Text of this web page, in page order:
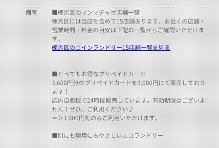
備考
■練馬区のマンマチャオ店舗一覧
練馬区には当店を含めて15店舗あります。お近くの店舗・
営業時間・料金の目安は下記の一覧からご確認いただけま
す。
練馬区のコインランドリー15店舗一覧を見る
■とってもお得なプリペイドカード
3,600円分のプリペイドカードを3,000円にて販売しており
ます！
店内自販機で24時間販売しています。有効期限はございま
せん！ぜひ、ご利用ください♪
＝＞1,000円札のみご利用いただけます。
■肌にも環境にもやさしいエコランドリー